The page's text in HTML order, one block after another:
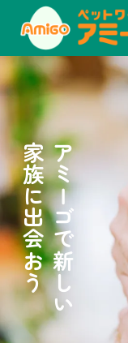
アミーゴで新しい
家族に出会おう